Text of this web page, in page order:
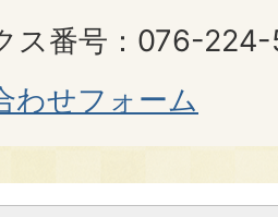
ス番号：076-
わせフォーム